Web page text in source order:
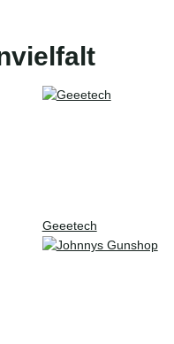
Geeetech